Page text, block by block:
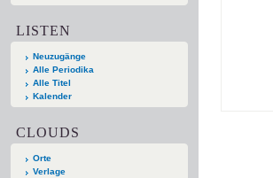
LISTEN
Neuzugänge
Alle Periodika
Alle Titel
Kalender
CLOUDS
Orte
Verlage